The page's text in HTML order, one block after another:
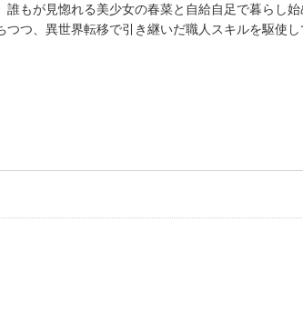
誰もが見惚れる美少女の春菜と自給自足で暮らし
つつ、異世界転移で引き継いだ職人スキルを駆使し